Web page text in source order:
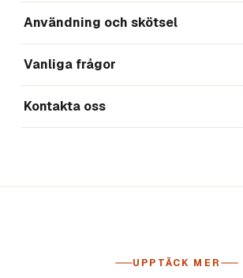
Användning och skötsel
Vanliga frågor
Kontakta oss
UPPTÄCK MER